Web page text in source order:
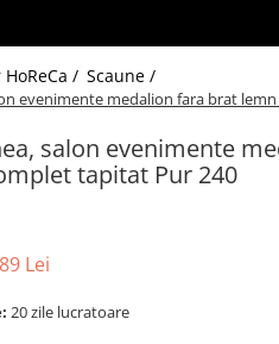
/ Scaune /
evenimente medalion fara brat
salon evenimente
tapitat Pur 240
Lei
20 zile lucratoare